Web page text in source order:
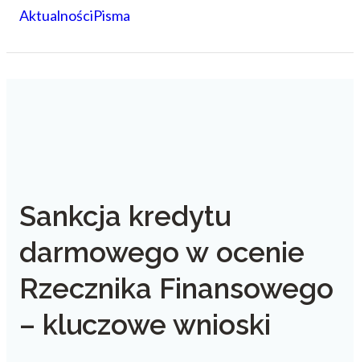
AktualnościPisma
Sankcja kredytu
darmowego w ocenie
Rzecznika Finansowego
– kluczowe wnioski